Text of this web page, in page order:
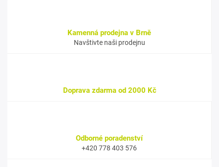
Kamenná prodejna v Brně
Navštivte naši prodejnu
Doprava zdarma od 2000 Kč
Odborné poradenství
+420 778 403 576